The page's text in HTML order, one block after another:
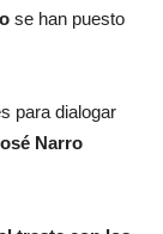
se han puesto
para dialogar
Narro